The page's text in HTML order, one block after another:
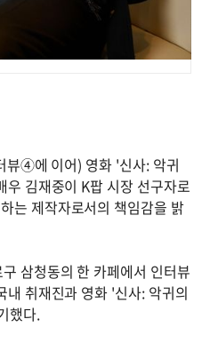
뷰④에 이어) 영화 '신사: 악귀
김재중이 K팝 시장 선구자로
는 제작자로서의 책임감을 밝
삼청동의 한 카페에서 인터뷰
내 취재진과 영화 '신사: 악귀의
했다.